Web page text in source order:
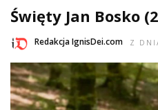
Święty Jan Bosko
Redakcja IgnisDei.com Z